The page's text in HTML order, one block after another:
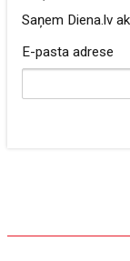
Saņem Diena.lv
E-pasta adrese